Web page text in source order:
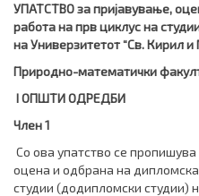
УПАТСТВОза пријавување,
работа на прв циклус на
наУниверзитетот“Св. Кирил и
Природно-математички
I ОПШТИ ОДРЕДБИ
Член 1
Со ова упатство се
оцена и одбрана на
студии (додипломски студии)